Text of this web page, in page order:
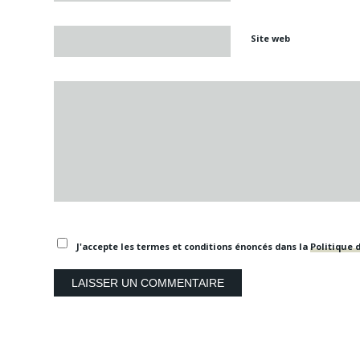
Site web
J'accepte les termes et conditions énoncés dans la Politique